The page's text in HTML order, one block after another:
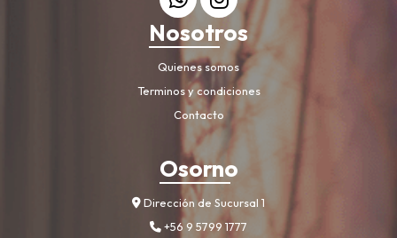
Nosotros
Quienes somos
Terminos y condiciones
Contacto
Osorno
Dirección de Sucursal 1
+56 9 5799 1777